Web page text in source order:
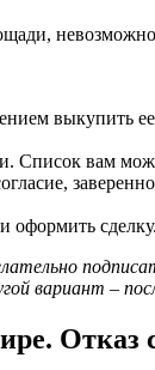
невозможно
выкупить
вам
оформить сделку.
вариант –
Отказ